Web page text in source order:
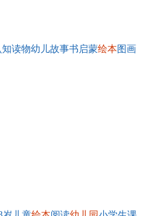
读物幼儿故事书启蒙绘本 图画